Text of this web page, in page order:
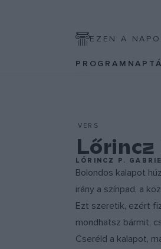
EZEN A
VERS
LŐRINCZ P.
Bolondos kalapot
irány a színpad, a
Ezt szeretik, ezért
mondhatsz bármit,
Cseréld a kalapot,